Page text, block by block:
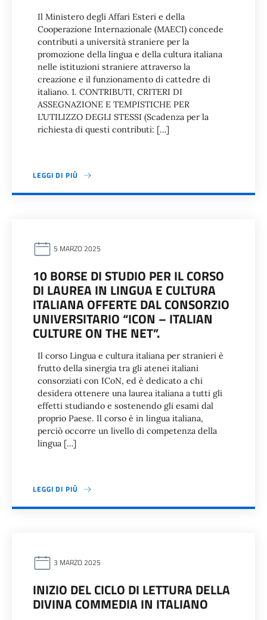
Il Ministero degli Affari Esteri e della
Cooperazione Internazionale (MAECI) concede
contributi a università straniere per la
promozione della lingua e della cultura italiana
nelle istituzioni straniere attraverso la
creazione e il funzionamento di cattedre di
italiano. 1. CONTRIBUTI, CRITERI DI
ASSEGNAZIONE E TEMPISTICHE PER
L’UTILIZZO DEGLI STESSI (Scadenza per la
richiesta di questi contributi: […]
LEGGI DI PIÙ
5 MARZO 2025
10 BORSE DI STUDIO PER IL CORSO
DI LAUREA IN LINGUA E CULTURA
ITALIANA OFFERTE DAL CONSORZIO
UNIVERSITARIO “ICON – ITALIAN
CULTURE ON THE NET”.
Il corso Lingua e cultura italiana per stranieri è
frutto della sinergia tra gli atenei italiani
consorziati con ICoN, ed è dedicato a chi
desidera ottenere una laurea italiana a tutti gli
effetti studiando e sostenendo gli esami dal
proprio Paese. Il corso è in lingua italiana,
perciò occorre un livello di competenza della
lingua […]
LEGGI DI PIÙ
3 MARZO 2025
INIZIO DEL CICLO DI LETTURA DELLA
DIVINA COMMEDIA IN ITALIANO